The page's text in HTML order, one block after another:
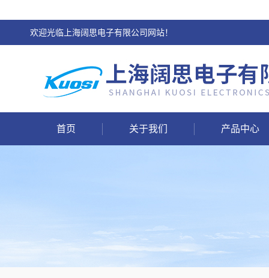
欢迎光临上海阔思电子有限公司网站！
首页 关于我们 产品中心